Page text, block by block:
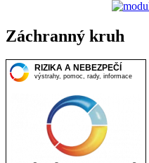
Záchranný kruh